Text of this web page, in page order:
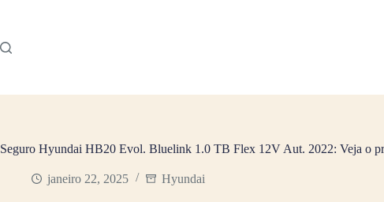
conteúdo
Seguro Hyundai HB20 Evol. Bluelink 1.0 TB Flex 12V Aut. 2022: Veja o
janeiro 22, 2025 Hyundai